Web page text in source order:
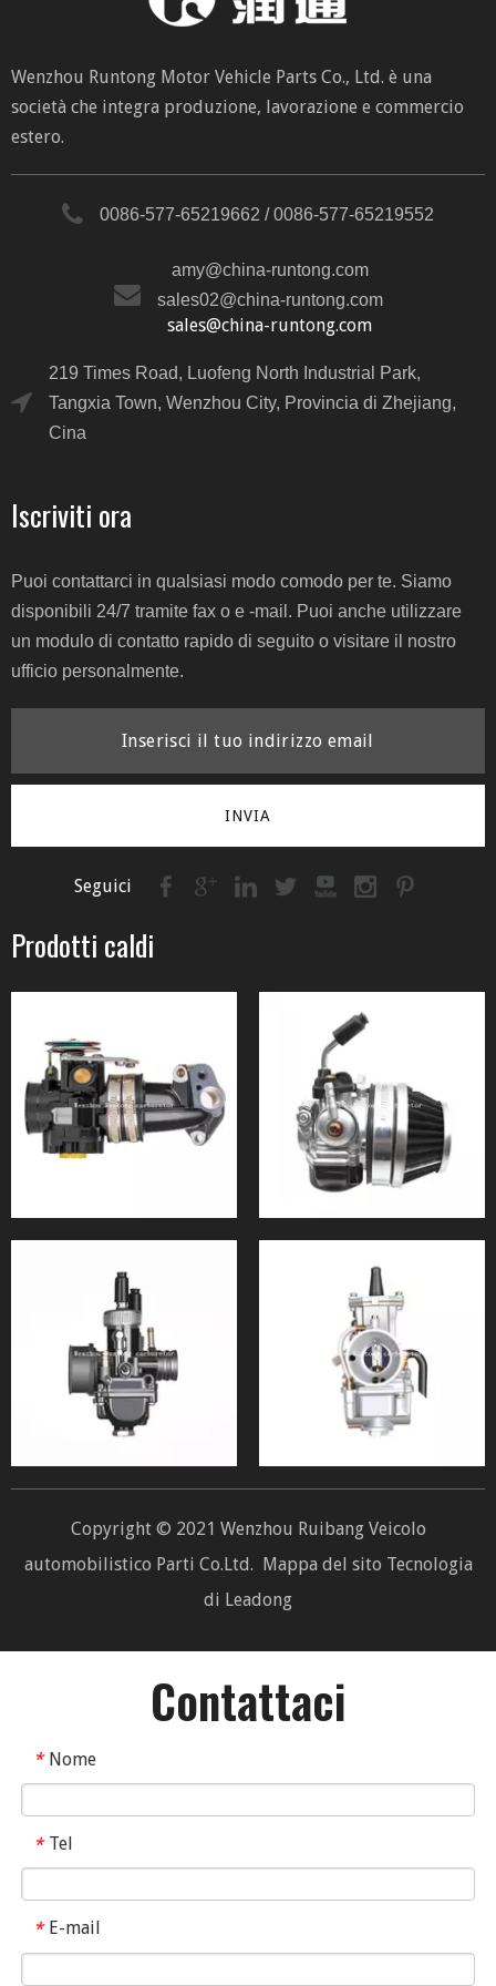
Wenzhou Runtong Motor Vehicle Parts Co., Ltd. è una
società che integra produzione, lavorazione e commercio
estero.
0086-577-65219662 / 0086-577-65219552
amy@china-runtong.com
sales02@china-runtong.com
sales@china-runtong.com
219 Times Road, Luofeng North Industrial Park,
Tangxia Town, Wenzhou City, Provincia di Zhejiang,
Cina
Iscriviti ora
Puoi contattarci in qualsiasi modo comodo per te. Siamo
disponibili 24/7 tramite fax o e -mail. Puoi anche utilizzare
un modulo di contatto rapido di seguito o visitare il nostro
ufficio personalmente.
INVIA
Seguici
Prodotti caldi
Copyright © 2021 Wenzhou Ruibang Veicolo
automobilistico Parti Co.Ltd. Mappa del sito Tecnologia
di Leadong
Contattaci
* Nome
* Tel
* E-mail